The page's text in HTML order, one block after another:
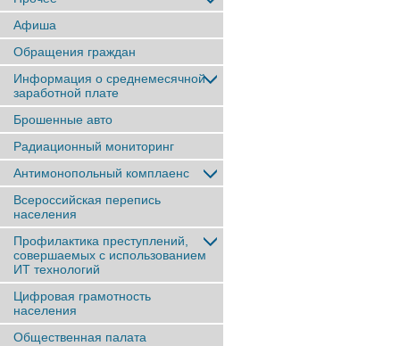
Афиша
Обращения граждан
Информация о среднемесячной
заработной плате
Брошенные авто
Радиационный мониторинг
Антимонопольный комплаенс
Всероссийская перепись
населения
Профилактика преступлений,
совершаемых с использованием
ИТ технологий
Цифровая грамотность
населения
Общественная палата